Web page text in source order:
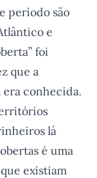
período são
e
foi
que a
era conhecida.
lá
é uma
existiam